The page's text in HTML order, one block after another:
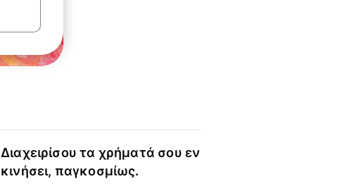
Διαχειρίσου τα χρήματά σου εν
κινήσει, παγκοσμίως.